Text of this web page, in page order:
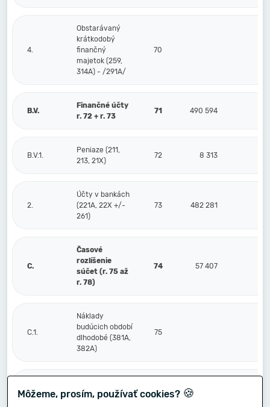
4.
Obstarávaný
krátkodobý
finančný
majetok (259,
314A) - /291A/
70
B.V.
Finančné účty
r. 72 + r. 73
71 490 594
B.V.1.
Peniaze (211,
213, 21X)
72 8 313
2.
Účty v bankách
(221A, 22X +/-
261)
73 482 281
C.
Časové
rozlíšenie
súčet (r. 75 až
r. 78)
74 57 407
C.1.
Náklady
budúcich období
dlhodobé (381A,
382A)
75
2.
budúcich období
76
Môžeme, prosím, používať cookies? 🍪